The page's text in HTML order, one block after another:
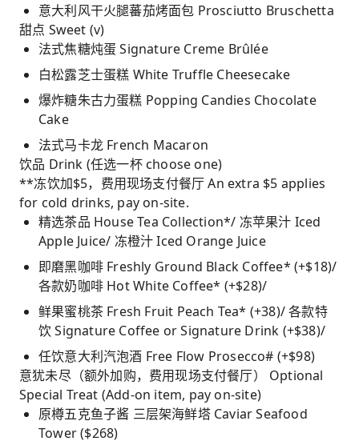
意大利风干火腿蕃茄烤面包 Prosciutto Bruschetta
甜点 Sweet (v)
法式焦糖炖蛋 Signature Creme Brûlée
白松露芝士蛋糕 White Truffle Cheesecake
爆炸糖朱古力蛋糕 Popping Candies Chocolate
Cake
法式马卡龙 French Macaron
饮品 Drink (任选一杯 choose one)
**冻饮加$5，费用现场支付餐厅 An extra $5 applies
for cold drinks, pay on-site.
精选茶品 House Tea Collection*/ 冻苹果汁 Iced
Apple Juice/ 冻橙汁 Iced Orange Juice
即磨黑咖啡 Freshly Ground Black Coffee* (+$18)/
各款奶咖啡 Hot White Coffee* (+$28)/
鲜果蜜桃茶 Fresh Fruit Peach Tea* (+38)/ 各款特
饮 Signature Coffee or Signature Drink (+$38)/
任饮意大利汽泡酒 Free Flow Prosecco# (+$98)
意犹未尽（额外加购，费用现场支付餐厅） Optional
Special Treat (Add-on item, pay on-site)
原樽五克鱼子酱 三层架海鲜塔 Caviar Seafood
Tower ($268)